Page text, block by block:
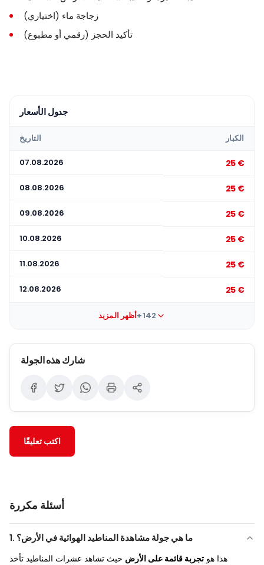
زجاجة ماء (اختياري)
تأكيد الحجز (رقمي أو مطبوع)
جدول الأسعار
التاريخ الكبار
07.08.2026 25 €
08.08.2026 25 €
09.08.2026 25 €
10.08.2026 25 €
11.08.2026 25 €
12.08.2026 25 €
أظهر المزيد+142
شارك هذه الجولة
اكتب تعليقًا
أسئلة مكررة
1. ما هي جولة مشاهدة المناطيد الهوائية في الأرض؟
هذا هو تجربة قائمة على الأرض حيث تشاهد عشرات المناطيد تأخذ